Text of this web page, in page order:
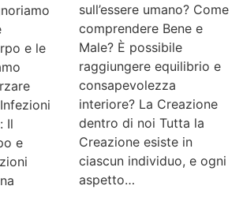
e le
Il
e
sull’essere umano? Come
comprendere Bene e
Male? È possibile
raggiungere equilibrio e
consapevolezza
interiore? La Creazione
dentro di noi Tutta la
Creazione esiste in
ciascun individuo, e ogni
aspetto…